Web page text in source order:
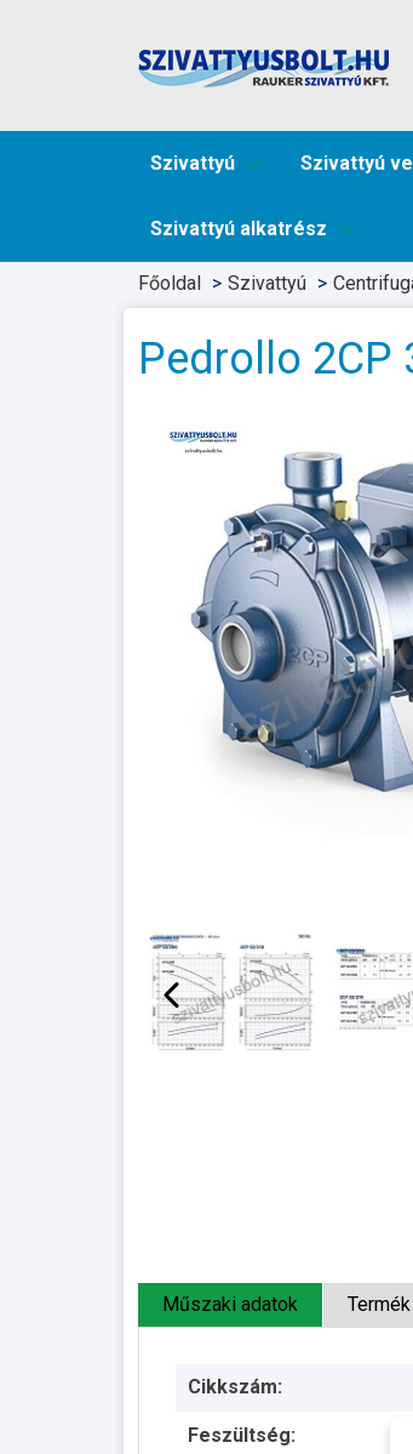
Szivattyú Szivattyú
Szivattyú alkatrész
Főoldal Szivattyú
Pedrollo 2CP
Műszaki adatok
Cikkszám:
Feszültség: